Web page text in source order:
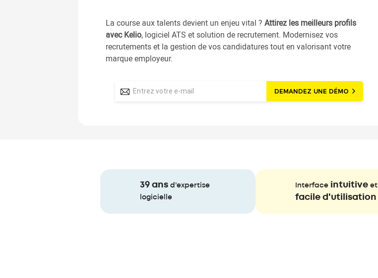
La course aux talents devient un enjeu vital ? Attirez les meilleurs profils
avec Kelio, logiciel ATS et solution de recrutement. Modernisez vos
recrutements et la gestion de vos candidatures tout en valorisant votre
marque employeur.
DEMANDEZ UNE DÉMO
39 ansd’expertise
logicielle
Interface intuitive et
facile d'utilisation